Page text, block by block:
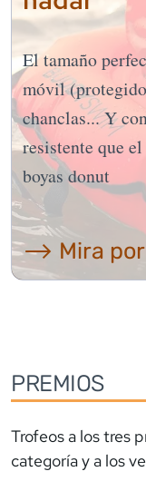
El tamaño
móvil
chanclas... Y
resistente que
boyas donut
⟶ Mira por
PREMIOS
Trofeos a los tres
categoría y a los